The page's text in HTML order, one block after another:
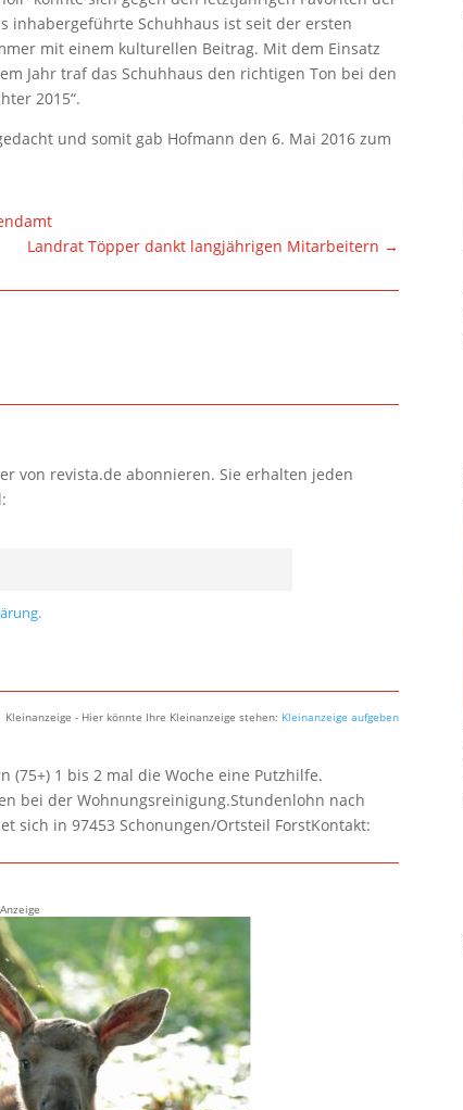
inhabergeführteSchuhhaus ist seit der ersten
mit einem kulturellen Beitrag. Mit dem Einsatz
Jahr traf das Schuhhaus den richtigen Ton bei den
2015“.
undsomit gab Hofmann den 6. Mai 2016 zum
Landrat Töpper dankt langjährigen Mitarbeitern →
von revista.de abonnieren. Sie erhalten jeden
Kleinanzeige - Hier könnte Ihre Kleinanzeige stehen: Kleinanzeige aufgeben
(75+) 1 bis 2 mal die Woche eine Putzhilfe.
bei der Wohnungsreinigung.Stundenlohn nach
sich in 97453 Schonungen/Ortsteil ForstKontakt:
Anzeige